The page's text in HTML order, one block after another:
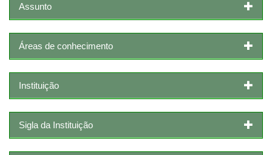
Assunto
Áreas de conhecimento
Instituição
Sigla da Instituição